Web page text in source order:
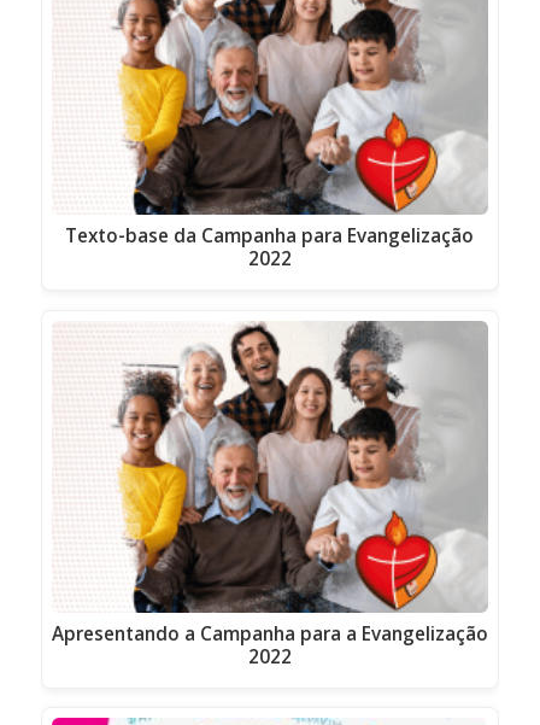
Texto-base da Campanha para Evangelização
2022
Apresentando a Campanha para a Evangelização
2022